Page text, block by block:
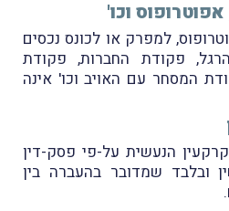
וכו'
למפרק או לכונס נכסים
פקודת החברות, פקודת
המסחר עם האויב וכו' אינה
הנעשית על-פי פסק-דין
ובלבד שמדובר בהעברה בין